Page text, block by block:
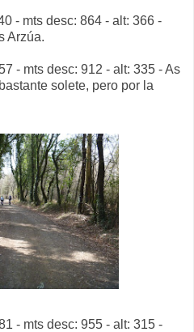
- mts desc: 864 - alt: 366 -
Arzúa.
- mts desc: 912 - alt: 335 - As
solete, pero por la
- mts desc: 955 - alt: 315 -